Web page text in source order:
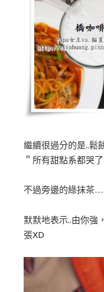
繼續很過分的是..
＂所有甜點系都哭了
不過旁邊的綠抹茶…
默默地表示..由你強
張XD